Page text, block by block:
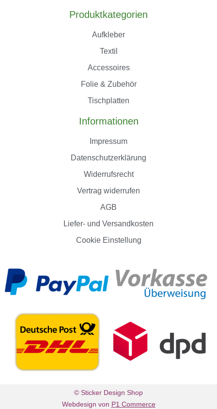
Produktkategorien
Aufkleber
Textil
Accessoires
Folie & Zubehör
Tischplatten
Informationen
Impressum
Datenschutzerklärung
Widerrufsrecht
Vertrag widerrufen
AGB
Liefer- und Versandkosten
Cookie Einstellung
© Sticker Design Shop
Webdesign von P1 Commerce